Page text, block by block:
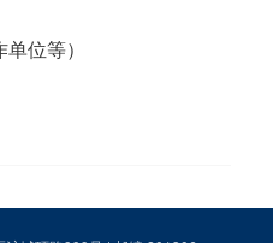
位等）